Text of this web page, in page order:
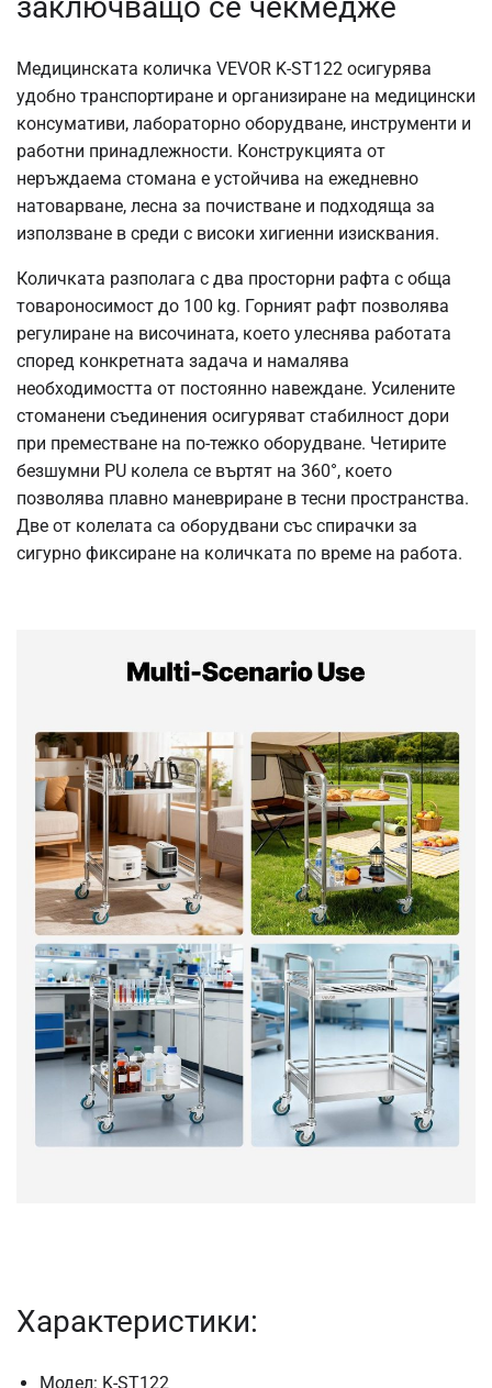
Медицинската количка VEVOR K-ST122 осигурява
удобно транспортиране и организиране на медицински
консумативи, лабораторно оборудване, инструменти и
работни принадлежности. Конструкцията от
неръждаема стомана е устойчива на ежедневно
натоварване, лесна за почистване и подходяща за
използване в среди с високи хигиенни изисквания.
Количката разполага с два просторни рафта с обща
товароносимост до 100 kg. Горният рафт позволява
регулиране на височината, което улеснява работата
според конкретната задача и намалява
необходимостта от постоянно навеждане. Усилените
стоманени съединения осигуряват стабилност дори
при преместване на по-тежко оборудване. Четирите
безшумни PU колела се въртят на 360°, което
позволява плавно маневриране в тесни пространства.
Две от колелата са оборудвани със спирачки за
сигурно фиксиране на количката по време на работа.
Характеристики:
Модел: K-ST122